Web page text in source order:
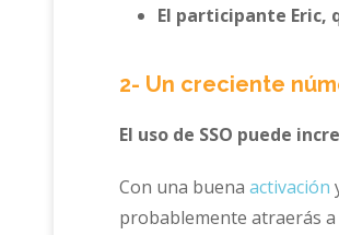
El participante Eric,
2- Un creciente
El uso de SSO puede
Con una buena activación
probablemente atraerás a